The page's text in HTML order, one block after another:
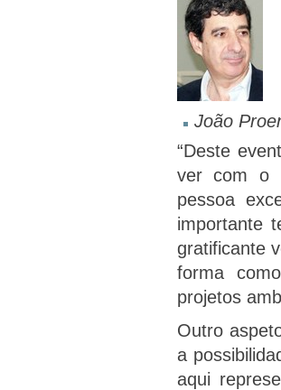
João
“Deste
ver com o
pessoa
importante
gratificante
forma
projetos
Outro
a
aqui